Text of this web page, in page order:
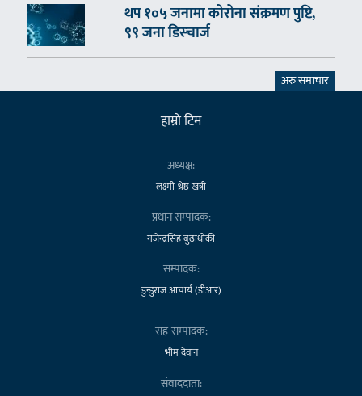
थप १०५ जनामा कोरोना संक्रमण पुष्टि,
९९ जना डिस्चार्ज
अरु समाचार
हाम्राे टिम
अध्यक्ष:
लक्ष्मी श्रेष्ठ खत्री
प्रधान सम्पादक:
गजेन्द्रसिंह बुढाथोकी
सम्पादक:
डुन्डुराज आचार्य (डीआर)
सह-सम्पादक:
भीम देवान
संवाददाता: